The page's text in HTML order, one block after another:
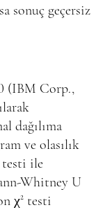
sonuç geçersiz
(IBM Corp.,
dağılıma
ve olasılık
ile
Whitney U
χ² testi